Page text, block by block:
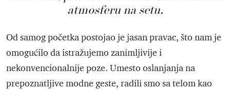
atmosferu na setu.
Od samog početka postojao je jasan pravac, što nam je
omogućilo da istražujemo zanimljivije i
nekonvencionalnije poze. Umesto oslanjanja na
prepoznatljive modne geste, radili smo sa telom kao